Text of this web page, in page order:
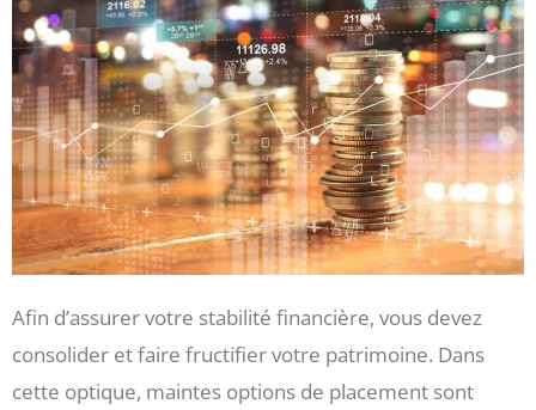
Afin d’assurer votre stabilité financière, vous devez
consolider et faire fructifier votre patrimoine. Dans
cette optique, maintes options de placement sont